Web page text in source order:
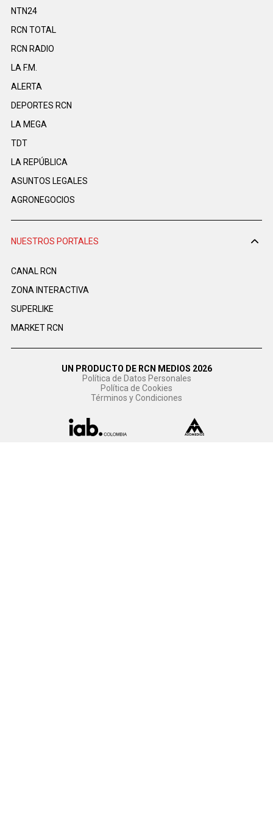
NTN24
RCN TOTAL
RCN RADIO
LA F.M.
ALERTA
DEPORTES RCN
LA MEGA
TDT
LA REPÚBLICA
ASUNTOS LEGALES
AGRONEGOCIOS
NUESTROS PORTALES
CANAL RCN
ZONA INTERACTIVA
SUPERLIKE
MARKET RCN
UN PRODUCTO DE RCN MEDIOS 2026
Política de Datos Personales
Política de Cookies
Términos y Condiciones